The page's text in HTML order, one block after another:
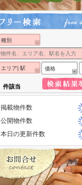
種別
エリア| 駅 価格
件該当
掲載物件数
公開物件数
本日の更新件数